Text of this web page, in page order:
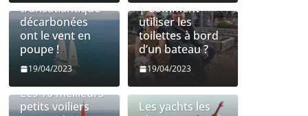
transatlantique
décarbonées
ont le vent en
poupe !
19/04/2023
| Comment
utiliser les
toilettes à bord
d’un bateau ?
19/04/2023
Les 10 meilleurs
petits voiliers
Les yachts les